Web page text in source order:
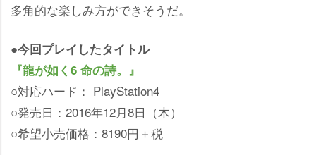
多角的な楽しみ方ができそうだ。
●今回プレイしたタイトル
『龍が如く6 命の詩。』
○対応ハード： PlayStation4
○発売日：2016年12月8日（木）
○希望小売価格：8190円＋税